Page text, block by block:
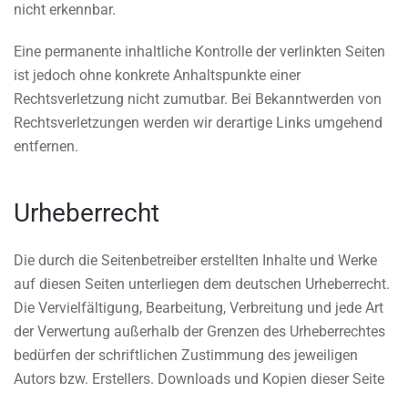
nicht erkennbar.
Eine permanente inhaltliche Kontrolle der verlinkten Seiten
ist jedoch ohne konkrete Anhaltspunkte einer
Rechtsverletzung nicht zumutbar. Bei Bekanntwerden von
Rechtsverletzungen werden wir derartige Links umgehend
entfernen.
Urheberrecht
Die durch die Seitenbetreiber erstellten Inhalte und Werke
auf diesen Seiten unterliegen dem deutschen Urheberrecht.
Die Vervielfältigung, Bearbeitung, Verbreitung und jede Art
der Verwertung außerhalb der Grenzen des Urheberrechtes
bedürfen der schriftlichen Zustimmung des jeweiligen
Autors bzw. Erstellers. Downloads und Kopien dieser Seite